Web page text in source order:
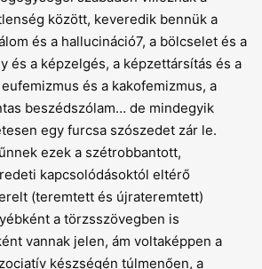
között, keveredik bennük a
és a hallucináció7, a bölcselet és a
és a képzelgés, a képzettársítás és a
és a kakofemizmus, a
beszédszólam… de mindegyik
egy furcsa szószedet zár le.
ezek a szétrobbantott,
kapcsolódásoktól eltérő
(teremtett és újrateremtett)
a törzsszövegben is
vannak jelen, ám voltaképpen a
készségén túlmenően, a